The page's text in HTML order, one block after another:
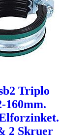
Triplo
160mm.
2 Skruer